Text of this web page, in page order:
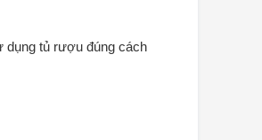
dụng tủ rượu đúng cách